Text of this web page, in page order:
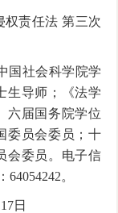
权责任法 第三次
国社会科学院学
生导师；《法学
六届国务院学位
委员会委员；十
会委员。电子信
。
日